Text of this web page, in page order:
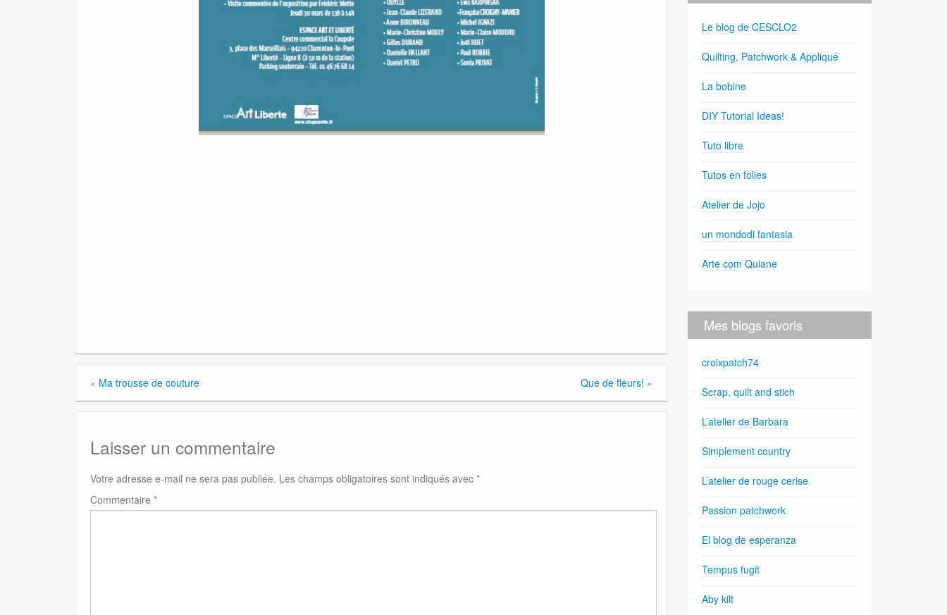
« Ma trousse de couture Que de fleurs! »
Laisser un commentaire
Votre adresse e-mail ne sera pas publiée. Les champs obligatoires sont indiqués avec *
Commentaire *
Le blog de CESCLO2
Quilting, Patchwork & Appliqué
La bobine
DIY Tutorial Ideas!
Tuto libre
Tutos en folies
Atelier de Jojo
un mondodi fantasia
Arte com Quiane
Mes blogs favoris
croixpatch74
Scrap, quilt and stich
L’atelier de Barbara
Simplement country
L’atelier de rouge cerise
Passion patchwork
El blog de esperanza
Tempus fugit
Aby kilt